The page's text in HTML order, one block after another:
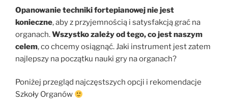
Opanowanie techniki fortepianowej nie jest
konieczne, aby z przyjemnością i satysfakcją grać na
organach.Wszystko zależy od tego, co jest naszym
celem, co chcemy osiągnąć. Jaki instrument jest zatem
najlepszy na początku nauki gry na organach?
Poniżej przegląd najczęstszych opcji i rekomendacje
Szkoły Organów